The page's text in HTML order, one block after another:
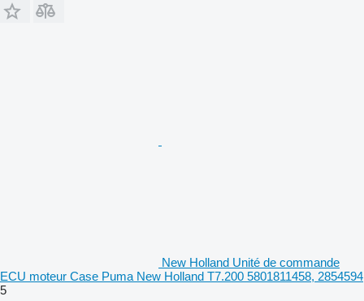
New Holland Unité de commande
ECU moteur Case Puma New Holland T7.200 5801811458, 2854594
5